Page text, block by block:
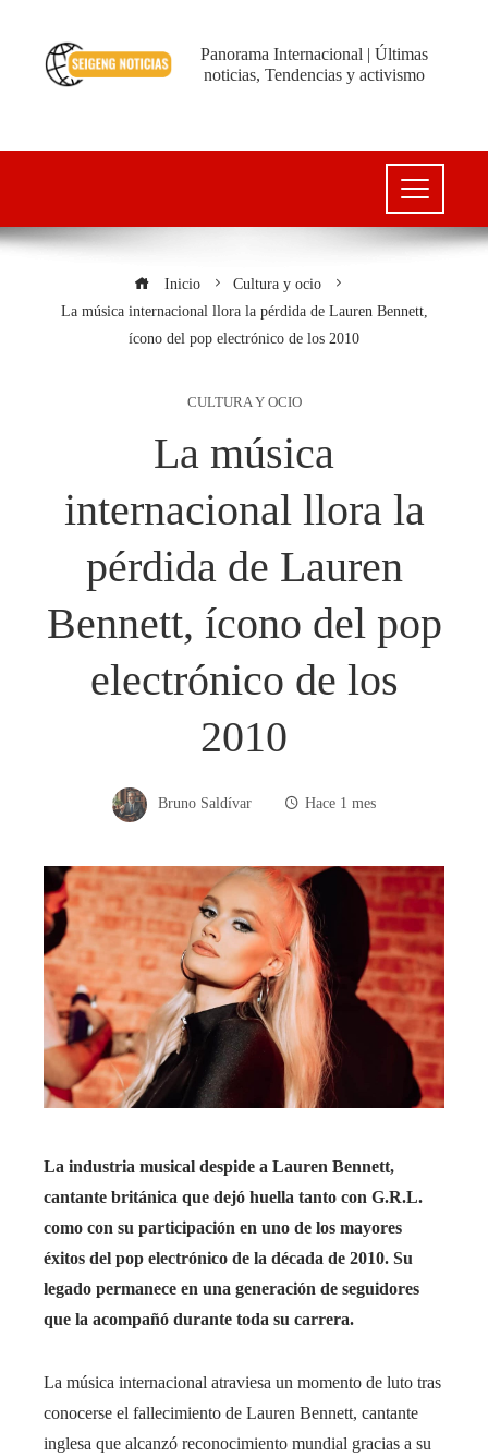
Panorama Internacional | Últimas
noticias, Tendencias y activismo
Inicio
Cultura y ocio
La música internacional llora la pérdida de Lauren Bennett,
ícono del pop electrónico de los 2010
CULTURA Y OCIO
La música
internacional llora la
pérdida de Lauren
Bennett, ícono del pop
electrónico de los
2010
Bruno Saldívar Hace 1 mes
La industria musical despide a Lauren Bennett,
cantante británica que dejó huella tanto con G.R.L.
como con su participación en uno de los mayores
éxitos del pop electrónico de la década de 2010. Su
legado permanece en una generación de seguidores
que la acompañó durante toda su carrera.
La música internacional atraviesa un momento de luto tras
conocerse el fallecimiento de Lauren Bennett, cantante
inglesa que alcanzó reconocimiento mundial gracias a su